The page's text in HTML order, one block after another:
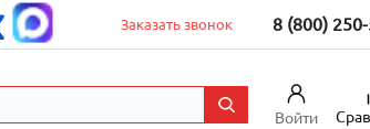
Заказать звонок 8 (800)
Войти